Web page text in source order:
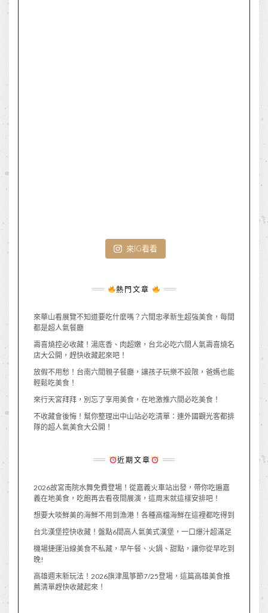
來IG看看
熱門文章
來華山看展覽不知道要吃什麼嗎？六間忠孝新生超強美食，每間
都是超人氣餐廳
壽喜燒控必收藏！湯底香、肉超嫩，台北必吃六間人氣壽喜燒名
店大公開，趕快收藏起來吧！
放假不用愁！台南六間親子餐廳，讓孩子玩樂不設限，爸媽也能
輕鬆吃美食！
來行天宮拜拜，別忘了享用美食，在地激推六間必吃美食！
不收藏會後悔！幫你整理出中山站必吃清單：連外國觀光客都排
隊的超人氣美食大公開！
近期文章
2026故宮南院水舞免費登場！從嘉義火車站出發，帶你吃遍嘉
義在地美食，吃飽再去看夜間展演，這周末就這樣安排吧！
想要大啖鮮美的海鮮不用到漁港！各種高檔海鮮在這裡都吃得到
台北漢堡控快收藏！盤點6間高人氣美式漢堡，一口爆汁超滿足
機場捷運沿線美食不私藏，早午餐、火鍋、甜點，讓你從早吃到
晚!
高雄週末新玩法！2026旗津風箏節7/25登場，這篇高雄美食推
薦清單趕快收藏起來！